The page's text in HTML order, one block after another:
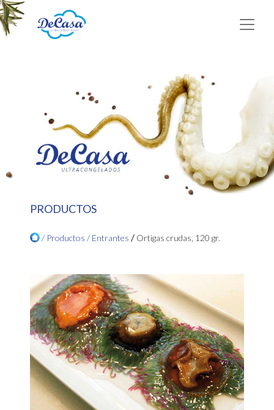
PRODUCTOS
/ Productos / Entrantes / Ortigas crudas, 120 gr.